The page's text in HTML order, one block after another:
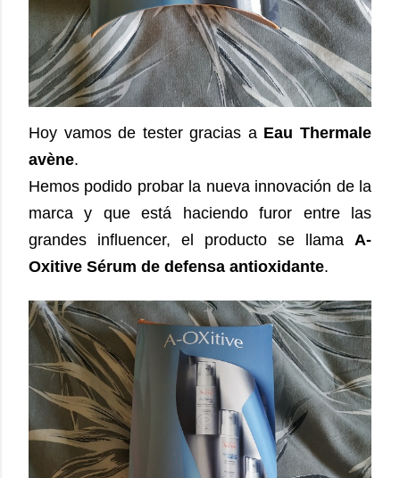
Hoy vamos de tester gracias a Eau Thermale
avène.
Hemos podido probar la nueva innovación de la
marca y que está haciendo furor entre las
grandes influencer, el producto se llama A-
Oxitive Sérum de defensa antioxidante.